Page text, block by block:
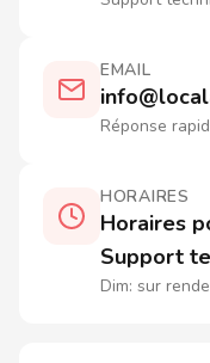
EMAIL
Réponse
HORAIRES
Horaires
Support
Dim: sur